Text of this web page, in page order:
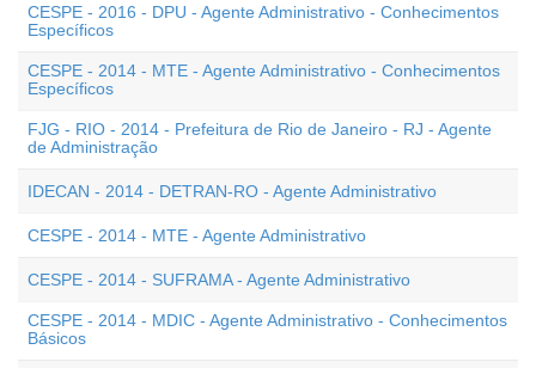
CESPE - 2016 - DPU - Agente Administrativo - Conhecimentos
Específicos
CESPE - 2014 - MTE - Agente Administrativo - Conhecimentos
Específicos
FJG - RIO - 2014 - Prefeitura de Rio de Janeiro - RJ - Agente
de Administração
IDECAN - 2014 - DETRAN-RO - Agente Administrativo
CESPE - 2014 - MTE - Agente Administrativo
CESPE - 2014 - SUFRAMA - Agente Administrativo
CESPE - 2014 - MDIC - Agente Administrativo - Conhecimentos
Básicos